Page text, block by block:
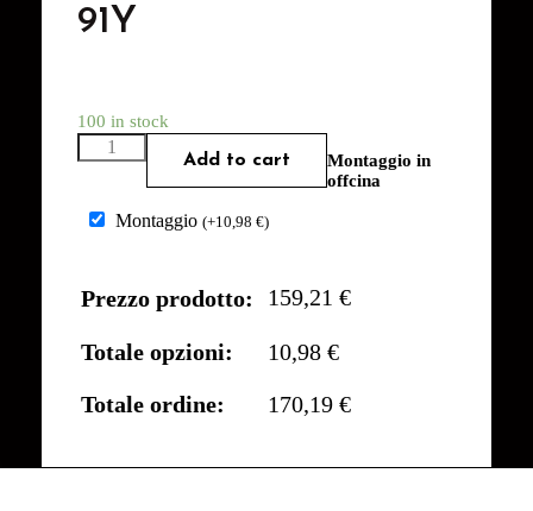
91Y
100 in stock
Add to cart
Montaggio in
offcina
Montaggio (+10,98 €)
Prezzo prodotto: 159,21 €
Totale opzioni:
10,98 €
Totale ordine:
170,19 €